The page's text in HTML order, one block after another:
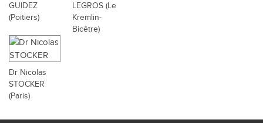
GUIDEZ
(Poitiers)
LEGROS (Le
Kremlin-
Bicêtre)
Dr Nicolas
STOCKER
(Paris)